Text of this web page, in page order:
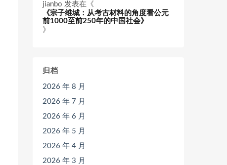
jianbo 发表在《
《宗子维城：从考古材料的角度看公元
前1000至前250年的中国社会》
》
归档
2026 年 8 月
2026 年 7 月
2026 年 6 月
2026 年 5 月
2026 年 4 月
2026 年 3 月